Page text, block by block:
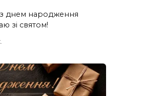
днем народження
зі святом!